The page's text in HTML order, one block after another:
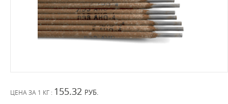
ЦЕНА ЗА 1 КГ : 155.32 РУБ.